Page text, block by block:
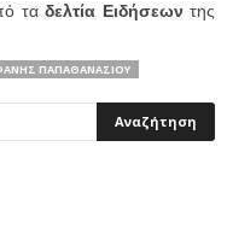
τα δελτία Ειδήσεων της
ΠΑΠΑΘΑΝΑΣΊΟΥ